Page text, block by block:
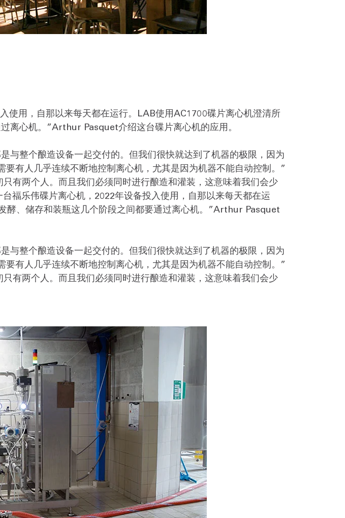
使用，自那以来每天都在运行。LAB使用AC1700碟片离心机澄清所
离心机。”Arthur Pasquet介绍这台碟片离心机的应用。
与整个酿造设备一起交付的。但我们很快就达到了机器的极限，因为
有人几乎连续不断地控制离心机，尤其是因为机器不能自动控制。”
有两个人。而且我们必须同时进行酿造和灌装，这意味着我们会少
福乐伟碟片离心机，2022年设备投入使用，自那以来每天都在运
酵、储存和装瓶这几个阶段之间都要通过离心机。”Arthur Pasquet
与整个酿造设备一起交付的。但我们很快就达到了机器的极限，因为
有人几乎连续不断地控制离心机，尤其是因为机器不能自动控制。”
有两个人。而且我们必须同时进行酿造和灌装，这意味着我们会少